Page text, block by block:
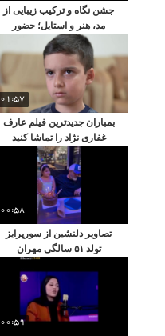
جشن نگاه و ترکیب زیبایی از
مد، هنر و استایل؛ حضور
خاص بازیگران در این شب
متفاوت
01:57
بمباران جدیدترین فیلم عارف
غفاری نژاد را تماشا کنید
00:58
تصاویر دلنشین از سورپرایز
تولد ۵۱ سالگی مهران
جشن کوچکی که پر از
احساس بود
00:59